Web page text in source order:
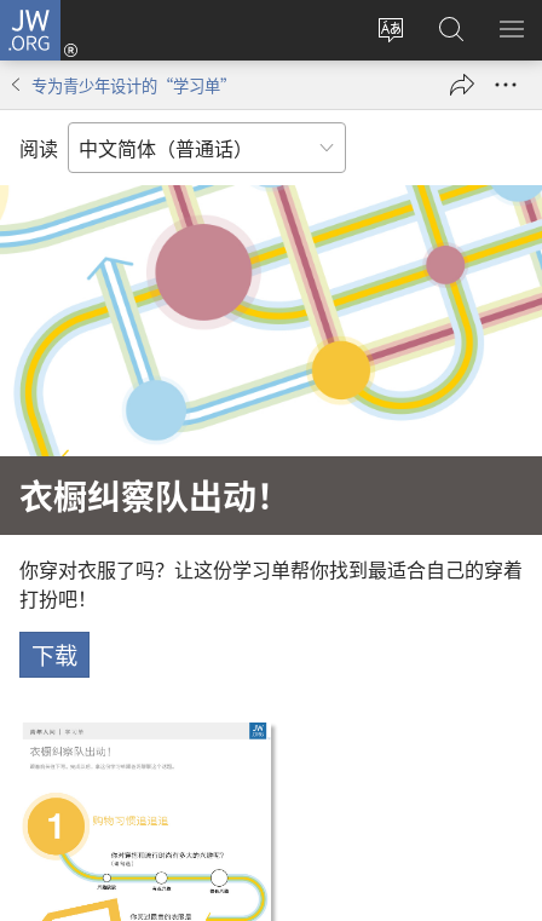
JW.ORG
更
言
登
录
（打
搜
索
JW.ORG
显
专为青少年设计的“学习单”
阅读
衣橱纠察队出动！
你穿对衣服了吗？让这份学习单帮你找到最适合自己的穿着
打扮吧！
下载